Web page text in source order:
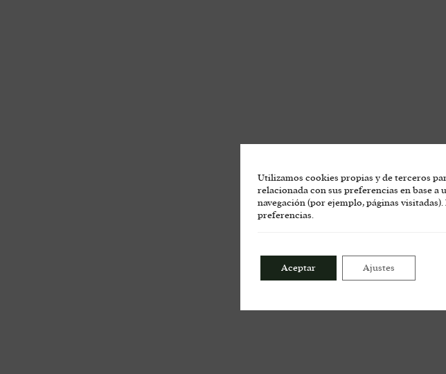
Utilizamos cookies propias y de terceros
relacionada con sus preferencias en base
navegación (por ejemplo, páginas
preferencias.
Aceptar Ajustes